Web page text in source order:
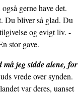
gerne have det.
Du bliver så glad. Du
og evigt liv. -
stor gave.
jeg sidde alene, for
vrede over synden.
var deres, uanset